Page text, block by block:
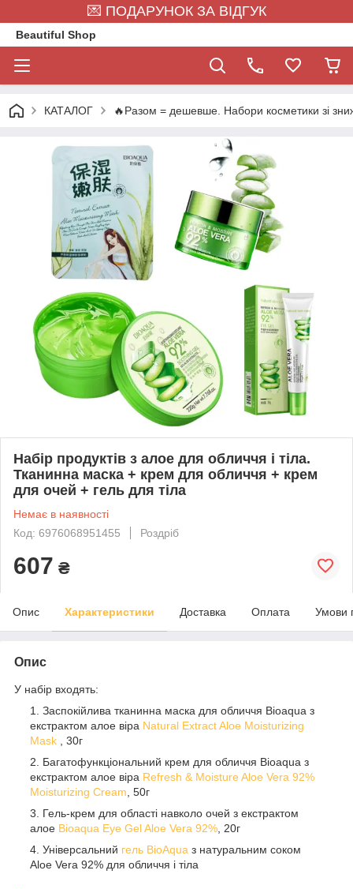
💌 ПОДАРУНОК ЗА ВІДГУК
Beautiful Shop
КАТАЛОГ 🔥Разом = дешевше. Набори косметики зі
Набір продуктів з алое для обличчя і тіла.
Тканинна маска + крем для обличчя + крем
для очей + гель для тіла
Немає в наявності
Код: 6976068951455
Роздріб
607 ₴
Опис Характеристики Доставка Оплата Умови
Опис
У набір входять:
Заспокійлива тканинна маска для обличчя Bioaqua з
екстрактом алое віра Natural Extract Aloe Moisturizing
Mask
, 30г
Багатофункціональний крем для обличчя Bioaqua з
екстрактом алое віра Refresh & Moisture Aloe Vera 92%
Moisturizing Cream , 50г
Гель-крем для області навколо очей з екстрактом
алое Bioaqua Eye Gel Aloe Vera 92% , 20г
Універсальний гель BioAqua з натуральним соком
Aloe Vera 92% для обличчя і тіла